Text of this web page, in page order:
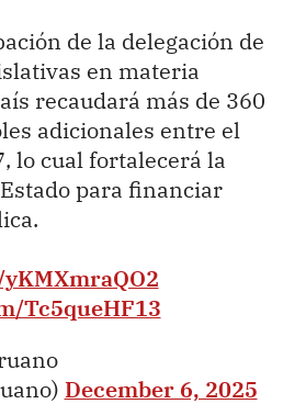
de la delegación de
en materia
recaudará más de 360
adicionales entre el
lo cual fortalecerá la
para financiar
Tc5queHF13
December 6, 2025